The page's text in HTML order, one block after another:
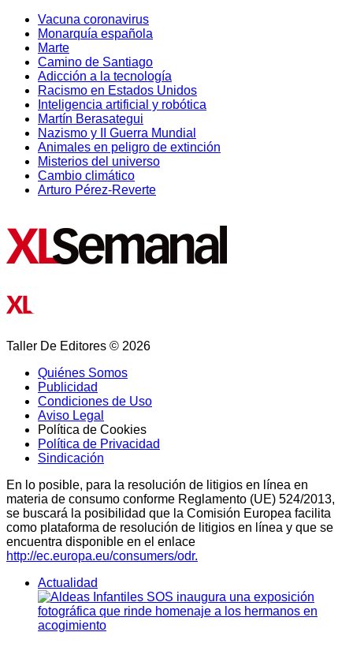
Vacuna coronavirus
Monarquía española
Marte
Camino de Santiago
Adicción a la tecnología
Racismo en Estados Unidos
Inteligencia artificial y robótica
Martín Berasategui
Nazismo y II Guerra Mundial
Animales en peligro de extinción
Misterios del universo
Cambio climático
Arturo Pérez-Reverte
Taller De Editores © 2026
Quiénes Somos
Publicidad
Condiciones de Uso
Aviso Legal
Política de Cookies
Política de Privacidad
Sindicación
En lo posible, para la resolución de litigios en línea en
materia de consumo conforme Reglamento (UE) 524/2013,
se buscará la posibilidad que la Comisión Europea facilita
como plataforma de resolución de litigios en línea y que se
encuentra disponible en el enlace
http://ec.europa.eu/consumers/odr.
Actualidad